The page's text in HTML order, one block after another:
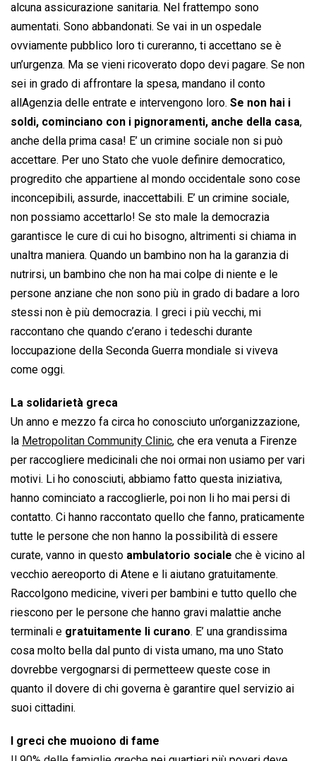
alcuna assicurazione sanitaria. Nel frattempo sono
aumentati. Sono abbandonati. Se vai in un ospedale
ovviamente pubblico loro ti cureranno, ti accettano se è
un’urgenza. Ma se vieni ricoverato dopo devi pagare. Se non
sei in grado di affrontare la spesa, mandano il conto
allAgenzia delle entrate e intervengono loro. Se non hai i
soldi, cominciano con i pignoramenti, anche della casa,
anche della prima casa! E’ un crimine sociale non si può
accettare. Per uno Stato che vuole definire democratico,
progredito che appartiene al mondo occidentale sono cose
inconcepibili, assurde, inaccettabili. E’ un crimine sociale,
non possiamo accettarlo! Se sto male la democrazia
garantisce le cure di cui ho bisogno, altrimenti si chiama in
unaltra maniera. Quando un bambino non ha la garanzia di
nutrirsi, un bambino che non ha mai colpe di niente e le
persone anziane che non sono più in grado di badare a loro
stessi non è più democrazia. I greci i più vecchi, mi
raccontano che quando c’erano i tedeschi durante
loccupazione della Seconda Guerra mondiale si viveva
come oggi.
La solidarietà greca
Un anno e mezzo fa circa ho conosciuto un’organizzazione,
la Metropolitan Community Clinic, che era venuta a Firenze
per raccogliere medicinali che noi ormai non usiamo per vari
motivi. Li ho conosciuti, abbiamo fatto questa iniziativa,
hanno cominciato a raccoglierle, poi non li ho mai persi di
contatto. Ci hanno raccontato quello che fanno, praticamente
tutte le persone che non hanno la possibilità di essere
curate, vanno in questo ambulatorio sociale che è vicino al
vecchio aereoporto di Atene e li aiutano gratuitamente.
Raccolgono medicine, viveri per bambini e tutto quello che
riescono per le persone che hanno gravi malattie anche
terminali e gratuitamente li curano. E’ una grandissima
cosa molto bella dal punto di vista umano, ma uno Stato
dovrebbe vergognarsi di permetteew queste cose in
quanto il dovere di chi governa è garantire quel servizio ai
suoi cittadini.
I greci che muoiono di fame